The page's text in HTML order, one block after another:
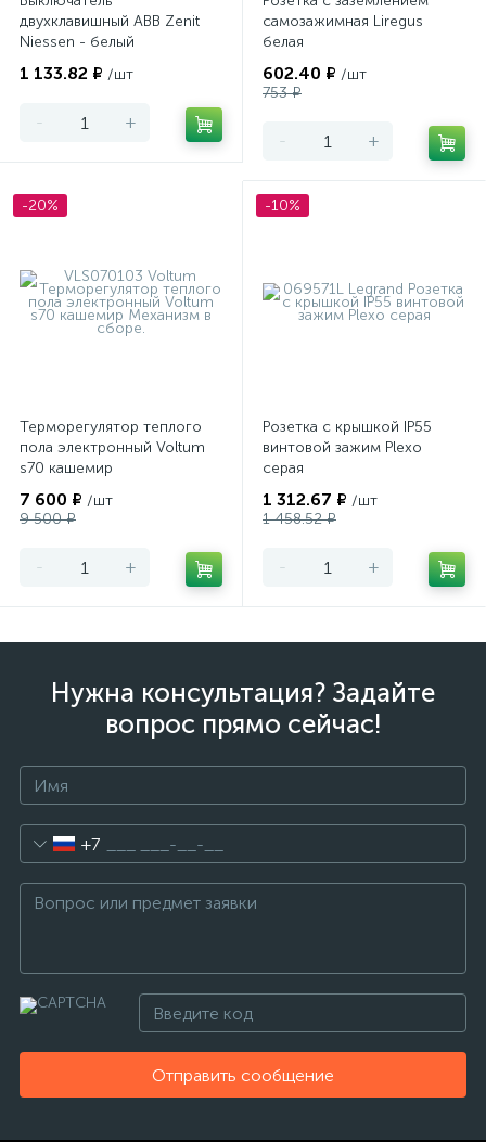
двухклавишный ABB Zenit
Niessen - белый
1 133.82 ₽ /шт
- +
самозажимная Liregus
белая
602.40 ₽ /шт
753 ₽
- +
-20%
Терморегулятор теплого
пола электронный Voltum
s70 кашемир
7 600 ₽ /шт
9 500 ₽
- +
-10%
Розетка с крышкой IP55
винтовой зажим Plexo
серая
1 312.67 ₽ /шт
1 458.52 ₽
- +
Нужна консультация? Задайте
вопрос прямо сейчас!
+7
Отправить сообщение